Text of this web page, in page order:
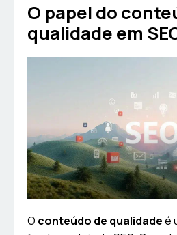
O papel do
qualidade em
O conteúdo de qualidadeé